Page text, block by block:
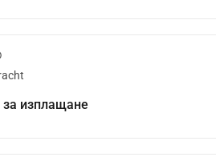
изплащане